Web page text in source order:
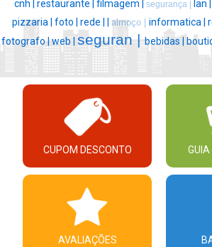
cnh | restaurante | filmagem | segurança | lan |
pizzaria | foto | rede | | almoço | informatica |
fotografo |web | seguran |bebidas |
CUPOM DESCONTO GUIA
AVALIAÇÕES